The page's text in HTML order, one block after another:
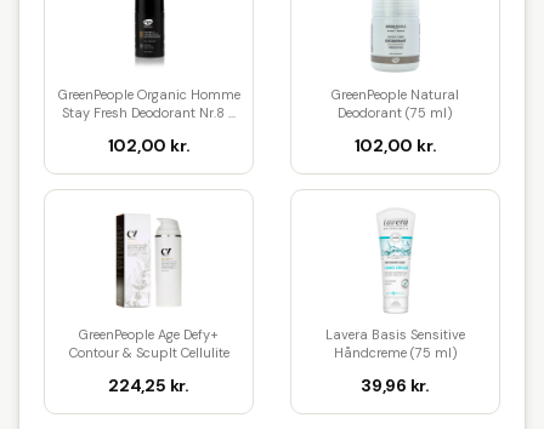
GreenPeople Organic Homme
Stay Fresh Deodorant Nr.8 ...
102,00 kr.
GreenPeople Natural
Deodorant (75 ml)
102,00 kr.
GreenPeople Age Defy+
Contour & Scuplt Cellulite
224,25 kr.
Lavera Basis Sensitive
Håndcreme (75 ml)
39,96 kr.